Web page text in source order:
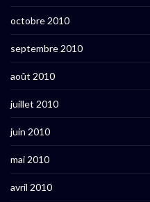
octobre 2010
septembre 2010
août 2010
juillet 2010
juin 2010
mai 2010
avril 2010